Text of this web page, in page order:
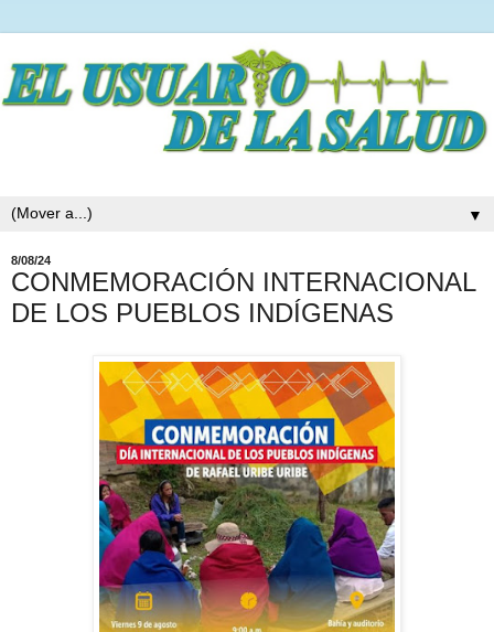
▼
8/08/24
CONMEMORACIÓN INTERNACIONAL
DE LOS PUEBLOS INDÍGENAS